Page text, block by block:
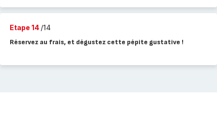
Etape 14 /14
Réservez au frais, et dégustez cette pépite gustative !